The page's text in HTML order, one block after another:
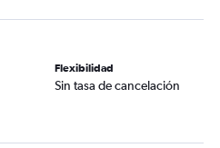
Flexibilidad
Sin tasa de cancelación